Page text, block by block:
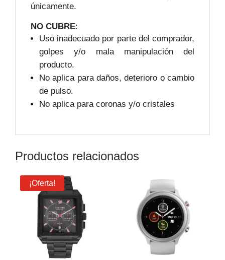
únicamente.
NO CUBRE:
Uso inadecuado por parte del comprador,
golpes y/o mala manipulación del
producto.
No aplica para daños, deterioro o cambio
de pulso.
No aplica para coronas y/o cristales
Productos relacionados
¡Oferta!